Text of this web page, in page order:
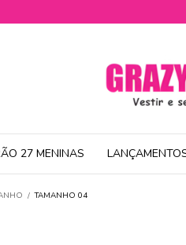
27 MENINAS
/ TAMANHO 04